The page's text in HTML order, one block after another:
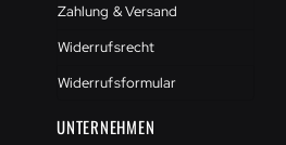
Zahlung & Versand
Widerrufsrecht
Widerrufsformular
UNTERNEHMEN